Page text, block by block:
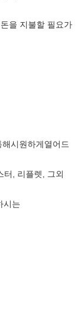
을 지불할 필요가
해시원하게열어 드
터, 리플렛, 그외
시는